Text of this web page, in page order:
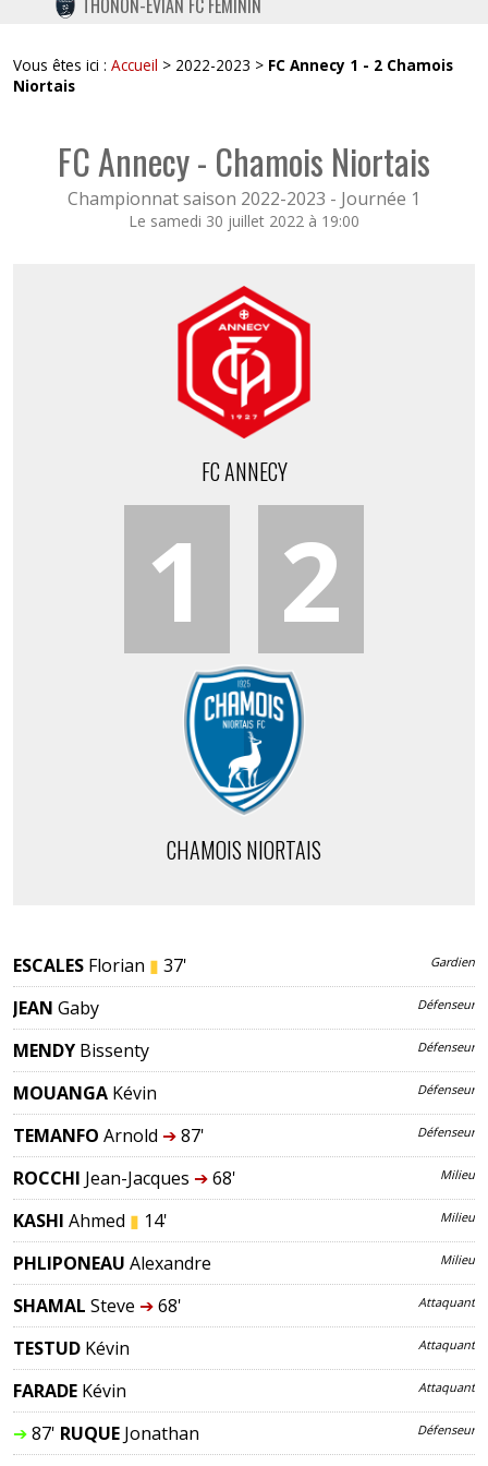
TWITTER
INSTAGRAM
THONON-EVIAN FC FÉMININ
Vous êtes ici : Accueil > 2022-2023 > FC Annecy 1 - 2 Chamois
Niortais
FC Annecy - Chamois Niortais
Championnat saison 2022-2023 - Journée 1
Le samedi 30 juillet 2022 à 19:00
FC ANNECY
1 2
CHAMOIS NIORTAIS
ESCALES Florian ▮ 37' Gardien
JEAN Gaby Défenseur
MENDY Bissenty Défenseur
MOUANGA Kévin Défenseur
TEMANFO Arnold ➔87' Défenseur
ROCCHI Jean-Jacques ➔68' Milieu
KASHI Ahmed ▮ 14' Milieu
PHLIPONEAU Alexandre Milieu
SHAMAL Steve ➔68' Attaquant
TESTUD Kévin Attaquant
FARADE Kévin Attaquant
➔87' RUQUE Jonathan Défenseur